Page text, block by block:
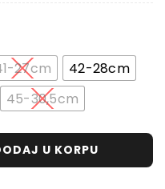
RSD.
RSD.
27cm
42-28cm
45-30,5cm
U KORPU